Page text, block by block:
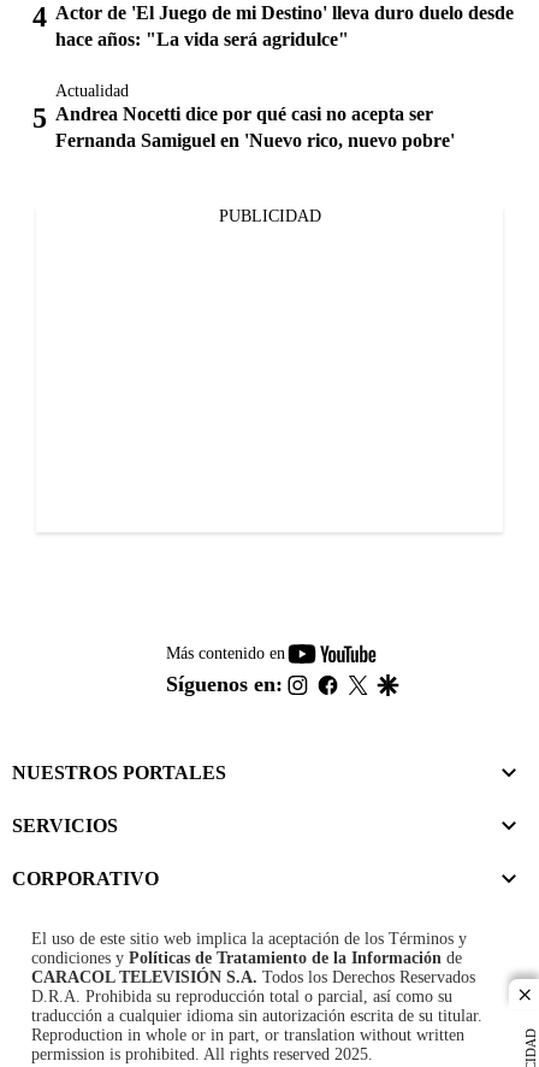
Actor de 'El Juego de mi Destino' lleva duro duelo desde
hace años: "La vida será agridulce"
Actualidad
Andrea Nocetti dice por qué casi no acepta ser
Fernanda Samiguel en 'Nuevo rico, nuevo pobre'
PUBLICIDAD
Más contenido en
youtube-
footer
Síguenos en: instagram
facebook
twitter
NUESTROS PORTALES
SERVICIOS
CORPORATIVO
El uso de este sitio web implica la aceptación de los Términos y
condiciones y Políticas de Tratamiento de la Información de
CARACOL TELEVISIÓN S.A. Todos los Derechos Reservados
D.R.A. Prohibida su reproducción total o parcial, así como su
traducción a cualquier idioma sin autorización escrita de su titular.
Reproduction in whole or in part, or translation without written
permission is prohibited. All rights reserved 2025.